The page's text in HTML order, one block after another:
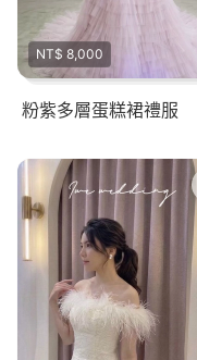
NT$ 8,000
粉紫多層蛋糕裙禮服